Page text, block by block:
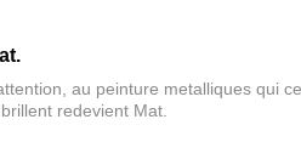
au peinture metalliques qui
redevient Mat.